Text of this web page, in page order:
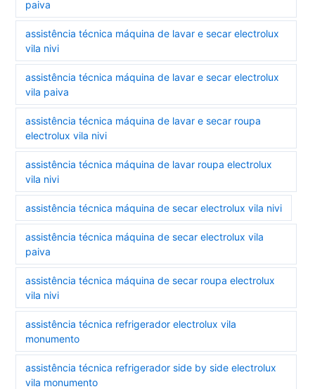
paiva
assistência técnica máquina de lavar e secar electrolux
vila nivi
assistência técnica máquina de lavar e secar electrolux
vila paiva
assistência técnica máquina de lavar e secar roupa
electrolux vila nivi
assistência técnica máquina de lavar roupa electrolux
vila nivi
assistência técnica máquina de secar electrolux vila nivi
assistência técnica máquina de secar electrolux vila
paiva
assistência técnica máquina de secar roupa electrolux
vila nivi
assistência técnica refrigerador electrolux vila
monumento
assistência técnica refrigerador side by side electrolux
vila monumento